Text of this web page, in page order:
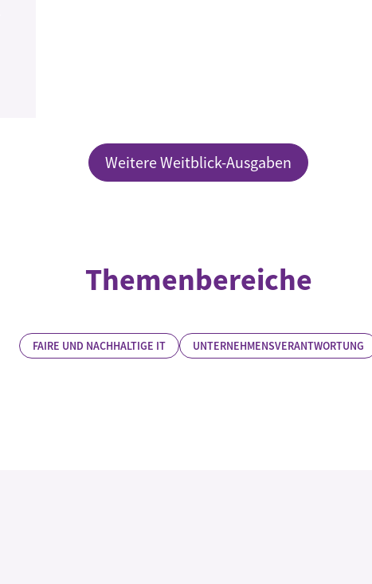
Weitere Weitblick-Ausgaben
Themenbereiche
FAIRE UND NACHHALTIGE IT UNTERNEHMENSVERANTWORTUNG